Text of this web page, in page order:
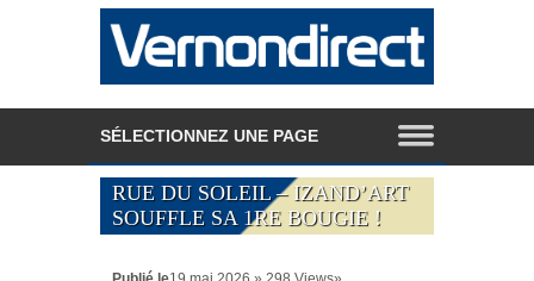
RUE DU SOLEIL – IZAND’ART
SOUFFLE SA 1RE BOUGIE !